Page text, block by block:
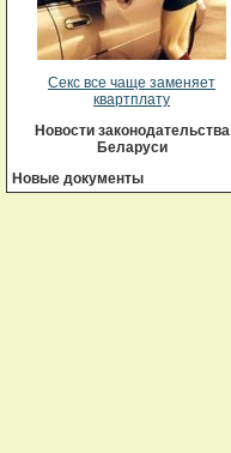
Секс все чаще заменяет
квартплату
Новости законодательства
Беларуси
Новые документы